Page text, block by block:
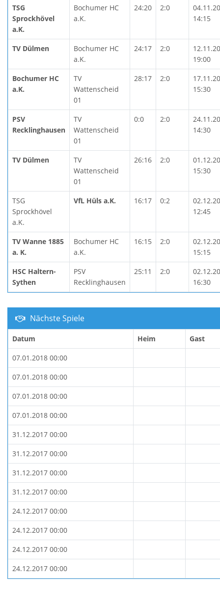
TSG
Sprockhövel
a.K.
Bochumer HC
a.K.
24:20 2:0
14:15
TV Dülmen
Bochumer HC
a.K.
24:17 2:0
19:00
Bochumer HC
a.K.
TV
Wattenscheid
01
28:17 2:0
15:30
PSV
Recklinghausen
TV
Wattenscheid
01
0:0 2:0
14:30
TV Dülmen
TV
Wattenscheid
01
26:16 2:0
15:30
TSG
Sprockhövel
a.K.
VfL Hüls a.K. 16:17 0:2
12:45
TV Wanne 1885
a. K.
Bochumer HC
a.K.
16:15 2:0
15:15
HSC Haltern-
Sythen
PSV
Recklinghausen
25:11 2:0
16:30
Nächste Spiele
Datum Heim Gast
07.01.2018 00:00
07.01.2018 00:00
07.01.2018 00:00
07.01.2018 00:00
31.12.2017 00:00
31.12.2017 00:00
31.12.2017 00:00
31.12.2017 00:00
24.12.2017 00:00
24.12.2017 00:00
24.12.2017 00:00
24.12.2017 00:00